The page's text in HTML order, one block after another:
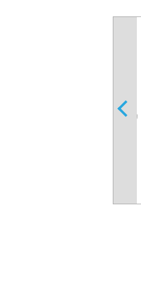
ディカルシステムズ株式